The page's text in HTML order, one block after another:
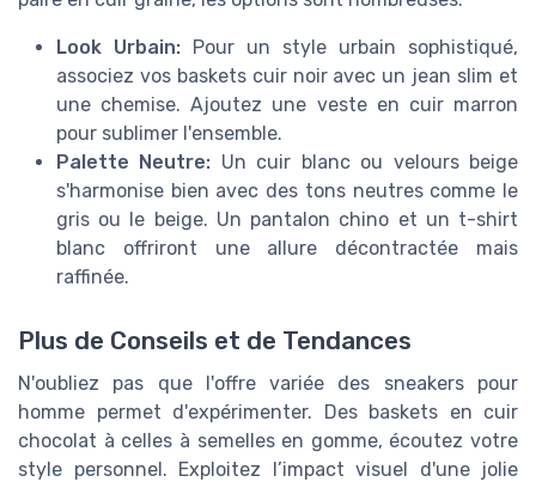
Look Urbain: Pour un style urbain sophistiqué,
associez vos baskets cuir noir avec un jean slim et
une chemise. Ajoutez une veste en cuir marron
pour sublimer l'ensemble.
Palette Neutre: Un cuir blanc ou velours beige
s'harmonise bien avec des tons neutres comme le
gris ou le beige. Un pantalon chino et un t-shirt
blanc offriront une allure décontractée mais
raffinée.
Plus de Conseils et de Tendances
N'oubliez pas que l'offre variée des sneakers pour
homme permet d'expérimenter. Des baskets en cuir
chocolat à celles à semelles en gomme, écoutez votre
style personnel. Exploitez l’impact visuel d'une jolie